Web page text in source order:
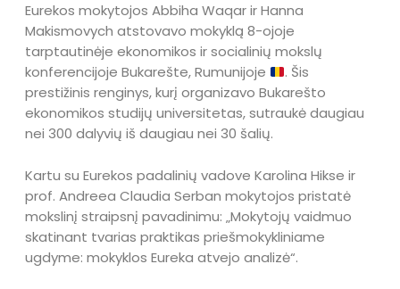
Eurekos mokytojos Abbiha Waqar ir Hanna
Makismovych atstovavo mokyklą 8-ojoje
tarptautinėje ekonomikos ir socialinių mokslų
konferencijoje Bukarešte, Rumunijoje
. Šis
prestižinis renginys, kurį organizavo Bukarešto
ekonomikos studijų universitetas, sutraukė daugiau
nei 300 dalyvių iš daugiau nei 30 šalių.
Kartu su Eurekos padalinių vadove Karolina Hikse ir
prof. Andreea Claudia Serban mokytojos pristatė
mokslinį straipsnį pavadinimu: „Mokytojų vaidmuo
skatinant tvarias praktikas priešmokykliniame
ugdyme: mokyklos Eureka atvejo analizė“.